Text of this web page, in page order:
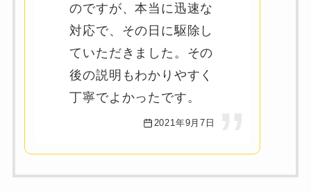
のですが、本当に迅速な
対応で、その日に駆除し
ていただきました。その
後の説明もわかりやすく
丁寧でよかったです。
2021年9月7日